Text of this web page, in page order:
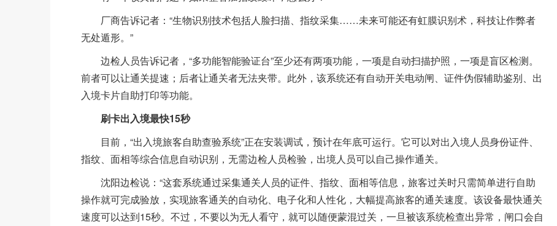
厂商告诉记者：“生物识别技术包括人脸扫描、指纹采集……未来可能还有虹膜识别术，科技让作弊者
无处遁形。”
边检人员告诉记者，“多功能智能验证台”至少还有两项功能，一项是自动扫描护照，一项是盲区检测。
前者可以让通关提速；后者让通关者无法夹带。此外，该系统还有自动开关电动闸、证件伪假辅助鉴别、出
入境卡片自助打印等功能。
刷卡出入境最快15秒
目前，“出入境旅客自助查验系统”正在安装调试，预计在年底可运行。它可以对出入境人员身份证件、
指纹、面相等综合信息自动识别，无需边检人员检验，出境人员可以自己操作通关。
沈阳边检说：“这套系统通过采集通关人员的证件、指纹、面相等信息，旅客过关时只需简单进行自助
操作就可完成验放，实现旅客通关的自动化、电子化和人性化，大幅提高旅客的通关速度。该设备最快通关
速度可以达到15秒。不过，不要以为无人看守，就可以随便蒙混过关，一旦被该系统检查出异常，闸口会自